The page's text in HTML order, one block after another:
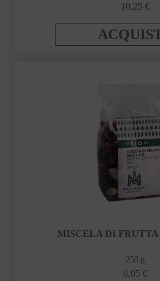
10,25 €
MISCELA DI FRUTTA
250 g
6,05 €